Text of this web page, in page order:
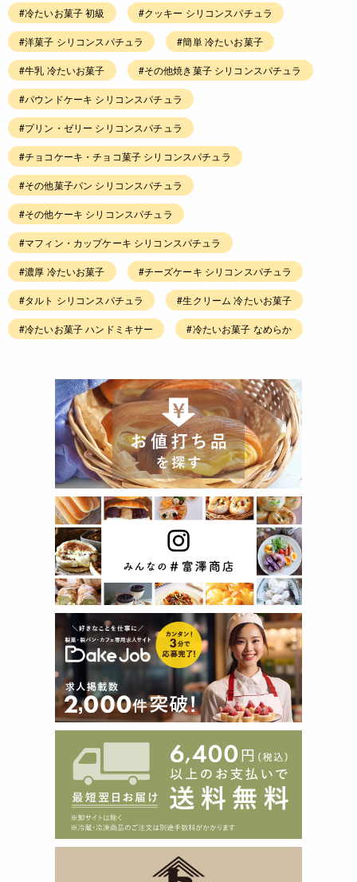
#冷たいお菓子 初級 #クッキー シリコンスパチュラ
#洋菓子 シリコンスパチュラ #簡単 冷たいお菓子
#牛乳 冷たいお菓子 #その他焼き菓子 シリコンスパチュラ
#パウンドケーキ シリコンスパチュラ
#プリン・ゼリー シリコンスパチュラ
#チョコケーキ・チョコ菓子 シリコンスパチュラ
#その他菓子パン シリコンスパチュラ
#その他ケーキ シリコンスパチュラ
#マフィン・カップケーキ シリコンスパチュラ
#濃厚 冷たいお菓子 #チーズケーキ シリコンスパチュラ
#タルト シリコンスパチュラ #生クリーム 冷たいお菓子
#冷たいお菓子 ハンドミキサー #冷たいお菓子 なめらか